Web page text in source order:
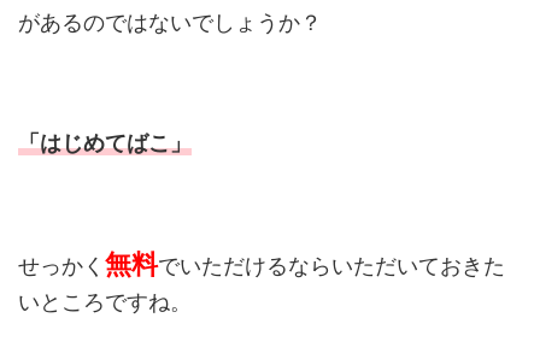
があるのではないでしょうか？
「はじめてばこ」
せっかく 無料でいただけるならいただいておきた
いところですね。